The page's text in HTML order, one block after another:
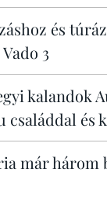
és
3
kalandok
családdal és
már három